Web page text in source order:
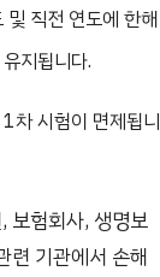
및 직전 연도에 한해
지됩니다.
차 시험이 면제됩니
보험회사, 생명보
련 기관에서 손해